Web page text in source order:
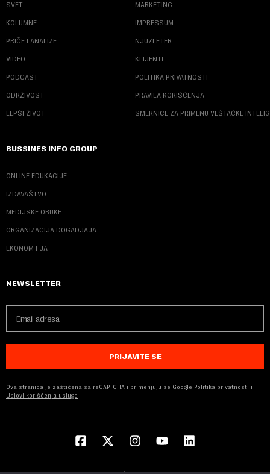
SVET
KOLUMNE
PRIČE I ANALIZE
VIDEO
PODCAST
ODRŽIVOST
LEPŠI ŽIVOT
MARKETING
IMPRESSUM
NJUZLETER
KLIJENTI
POLITIKA PRIVATNOSTI
PRAVILA KORIŠĆENJA
SMERNICE ZA PRIMENU VEŠTAČKE
BUSSINES INFO GROUP
ONLINE EDUKACIJE
IZDAVAŠTVO
MEDIJSKE OBUKE
ORGANIZACIJA DOGADJAJA
EKONOM I JA
NEWSLETTER
PRIJAVITE SE
Ova stranica je zaštićena sa reCAPTCHA i primenjuju se Google Politika privatnosti i
Uslovi korišćenja usluge